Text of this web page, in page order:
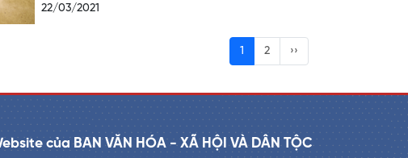
22/03/2021
1 2 ››
của BAN VĂN HÓA - XÃ HỘI VÀ DÂN TỘC